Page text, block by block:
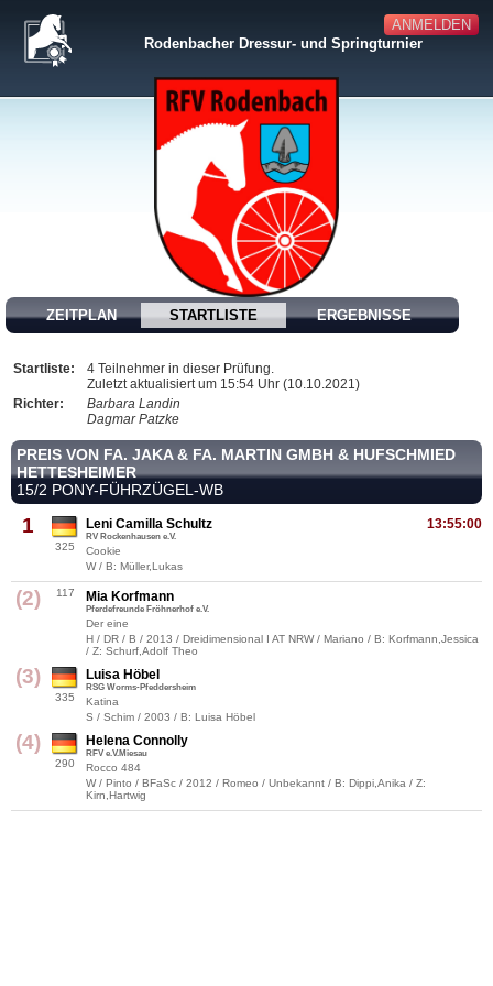
ANMELDEN
Rodenbacher Dressur- und Springturnier
ZEITPLAN STARTLISTE ERGEBNISSE
Startliste:
4 Teilnehmer in dieser Prüfung.
Zuletzt aktualisiert um 15:54 Uhr (10.10.2021)
Richter:
Barbara Landin
Dagmar Patzke
PREIS VON FA. JAKA & FA. MARTIN GMBH & HUFSCHMIED
HETTESHEIMER
15/2 PONY-FÜHRZÜGEL-WB
1
325
13:55:00
Leni Camilla Schultz
RV Rockenhausen e.V.
Cookie
W / B: Müller,Lukas
(2) 117 Mia Korfmann
Pferdefreunde Fröhnerhof e.V.
Der eine
H / DR / B / 2013 / Dreidimensional I AT NRW / Mariano / B: Korfmann,Jessica
/ Z: Schurf,Adolf Theo
(3)
335
Luisa Höbel
RSG Worms-Pfeddersheim
Katina
S / Schim / 2003 / B: Luisa Höbel
(4)
290
Helena Connolly
RFV e.V.Miesau
Rocco 484
W / Pinto / BFaSc / 2012 / Romeo / Unbekannt / B: Dippi,Anika / Z:
Kirn,Hartwig